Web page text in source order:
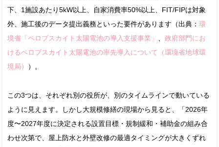
下、1施設あたり5kW以上、自家消費率50%以上、FIT/FIPは対象
外、施工後のデータ提出義務といった要件があります（出典： 環
境省「ペロブスカイト太陽電池の導入支援事業」
政府部門にお
けるペロブスカイト太陽電池の率先導入について（環境省地球環
境局）
）。
この3つは、それぞれ別の役所が、別のタイムラインで動いている
ように見えます。しかし大規模修繕の現場から見ると、「2026年
度〜2027年度に決定される設置目標・規制緩和・補助金の組み合
わせ次第で、屋上防水と外壁改修の最適タイミングが大きくずれ